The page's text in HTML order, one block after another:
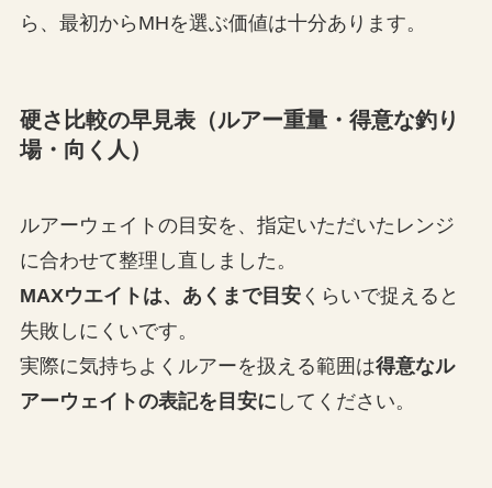
ら、最初からMHを選ぶ価値は十分あります。
硬さ比較の早見表（ルアー重量・得意な釣り
場・向く人）
ルアーウェイトの目安を、指定いただいたレンジ
に合わせて整理し直しました。
MAXウエイトは、あくまで目安くらいで捉えると
失敗しにくいです。
実際に気持ちよくルアーを扱える範囲は得意なル
アーウェイトの表記を目安に してください。